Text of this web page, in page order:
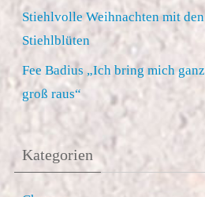
Stiehlvolle Weihnachten mit den
Stiehlblüten
Fee Badius „Ich bring mich ganz
groß raus“
Kategorien